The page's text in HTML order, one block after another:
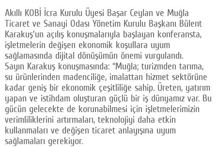
Akıllı KOBİ İcra Kurulu Üyesi Başar Ceylan ve Muğla
Ticaret ve Sanayi Odası Yönetim Kurulu Başkanı Bülent
Karakuş'un açılış konuşmalarıyla başlayan konferansta,
işletmelerin değişen ekonomik koşullara uyum
sağlamasında dijital dönüşümün önemi vurgulandı.
Sayın Karakuş konuşmasında: “Muğla; turizmden tarıma,
su ürünlerinden madenciliğe, imalattan hizmet sektörüne
kadar geniş bir ekonomik çeşitliliğe sahip. Üreten, yatırım
yapan ve istihdam oluşturan güçlü bir iş dünyamız var. Bu
gücün gelecekte de korunabilmesi için işletmelerimizin
verimliliklerini artırmaları, teknolojiyi daha etkin
kullanmaları ve değişen ticaret anlayışına uyum
sağlamaları gerekiyor.